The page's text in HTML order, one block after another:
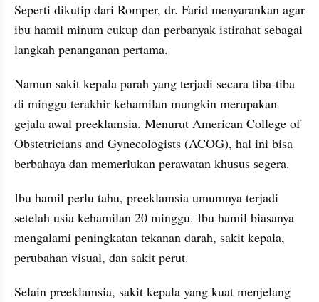
Seperti dikutip dari Romper, dr. Farid menyarankan agar
ibu hamil minum cukup dan perbanyak istirahat sebagai
langkah penanganan pertama.
Namun sakit kepala parah yang terjadi secara tiba-tiba
di minggu terakhir kehamilan mungkin merupakan
gejala awal preeklamsia. Menurut American College of
Obstetricians and Gynecologists (ACOG), hal ini bisa
berbahaya dan memerlukan perawatan khusus segera.
Ibu hamil perlu tahu, preeklamsia umumnya terjadi
setelah usia kehamilan 20 minggu. Ibu hamil biasanya
mengalami peningkatan tekanan darah, sakit kepala,
perubahan visual, dan sakit perut.
Selain preeklamsia, sakit kepala yang kuat menjelang